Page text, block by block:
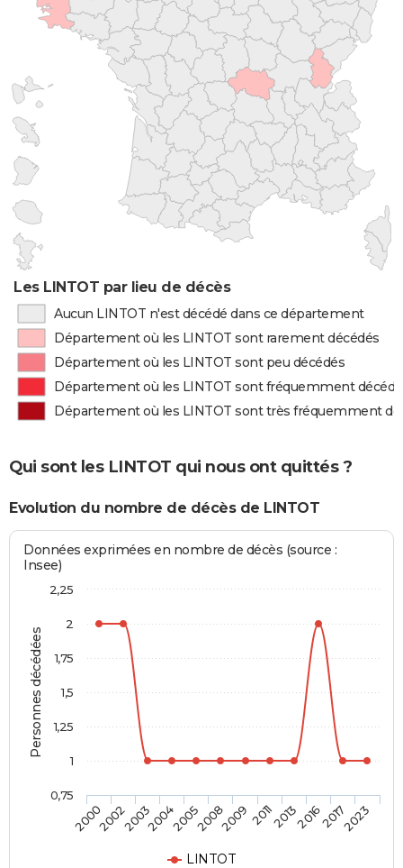
Les LINTOT par lieu de décès
Aucun LINTOT n'est décédé dans ce département
Département où les LINTOT sont rarement décédés
Département où les LINTOT sont peu décédés
Département où les LINTOT sont fréquemment
Département où les LINTOT sont très fréquemment
Qui sont les LINTOT qui nous ont quittés ?
Evolution du nombre de décès de LINTOT
Personnes décédées
Données exprimées en nombre de décès (source :
Insee)
LINTOT
2000200220032004200520082009 20112013201620172023
0,75
1
1,25
1,5
1,75
2
2,25